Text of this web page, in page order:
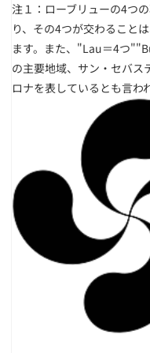
注１：ローブリューの4つ
り、その4つが交わること
ます。また、"Lau＝4つ
の主要地域、サン・セバス
ロナを表しているとも言わ